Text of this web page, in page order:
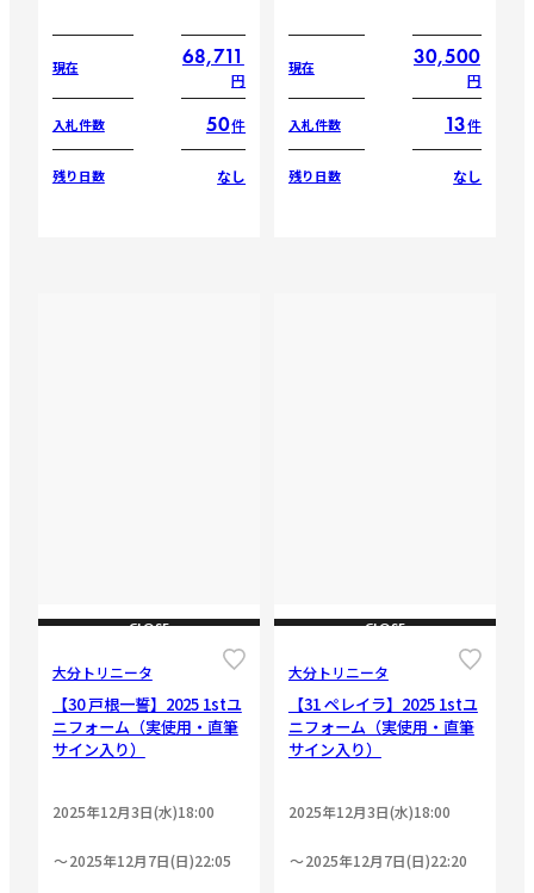
現在 68,711
円
入札件数 50件
残り日数 なし
現在 30,500
円
入札件数 13件
残り日数 なし
CLOSE
大分トリニータ
【30 戸根一誓】2025 1stユ
ニフォーム（実使用・直筆
サイン入り）
2025年12月3日(水)18:00
2025年12月7日(日)22:05
CLOSE
大分トリニータ
【31 ペレイラ】2025 1stユ
ニフォーム（実使用・直筆
サイン入り）
2025年12月3日(水)18:00
2025年12月7日(日)22:20